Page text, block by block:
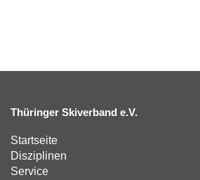
Thüringer Skiverband e.V.
Startseite
Disziplinen
Service